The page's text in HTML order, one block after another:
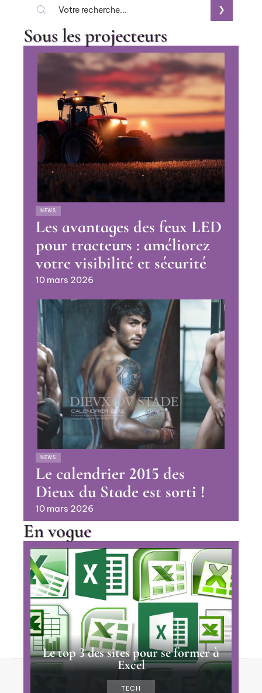
Sous les projecteurs
NEWS
Les avantages des feux LED
pour tracteurs : améliorez
votre visibilité et sécurité
10 mars 2026
NEWS
Le calendrier 2015 des
Dieux du Stade est sorti !
10 mars 2026
En vogue
Le top 3 des sites pour se former à
Excel
TECH